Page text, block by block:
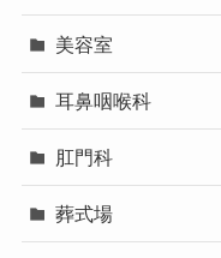
美容室
耳鼻咽喉科
肛門科
葬式場